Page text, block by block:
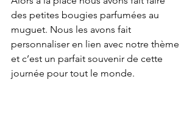
des petites bougies parfumées au
muguet. Nous les avons fait
personnaliser en lien avec notre thème
et c’est un parfait souvenir de cette
journée pour tout le monde.